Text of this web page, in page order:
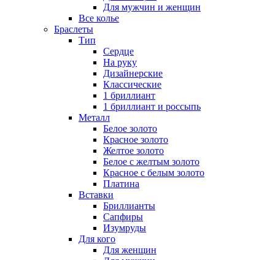
Для мужчин и женщин
Все колье
Браслеты
Тип
Сердце
На руку
Дизайнерские
Классические
1 бриллиант
1 бриллиант и россыпь
Металл
Белое золото
Красное золото
Желтое золото
Белое с желтым золото
Красное с белым золото
Платина
Вставки
Бриллианты
Сапфиры
Изумруды
Для кого
Для женщин